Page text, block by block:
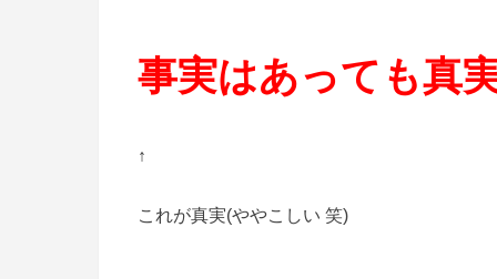
事実はあっても真
↑
これが真実(ややこしい 笑)